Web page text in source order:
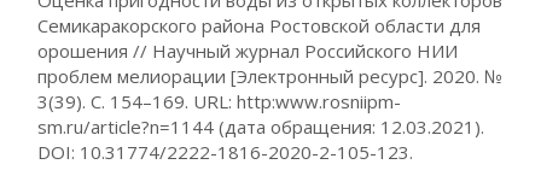
Семикаракорского района Ростовской области для
орошения // Научный журнал Российского НИИ
проблем мелиорации [Электронный ресурс]. 2020. №
3(39). С. 154–169. URL: http:www.rosniipm-
sm.ru/article?n=1144 (дата обращения: 12.03.2021).
DOI: 10.31774/2222-1816-2020-2-105-123.